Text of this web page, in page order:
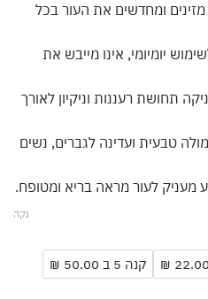
ומחדשים את העור בכל
יומיומי, אינו מייבש את
רעננות וניקיון לאורך
ועדינה לגברים, נשים
לעור מראה בריא ומטופח.
קנה 5 ב 50.00 ₪